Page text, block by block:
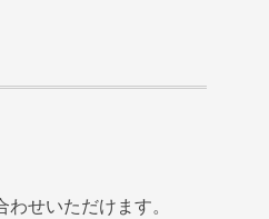
せいただけます。